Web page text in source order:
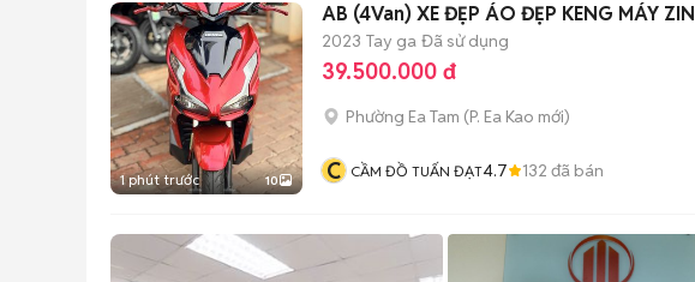
1 phút trước 10
AB (4Van) XE ĐẸP ÁO ĐẸP KENG MÁY ZIN
2023 Tay ga Đã sử dụng
39.500.000 đ
Phường Ea Tam (P. Ea Kao mới)
C CẦM ĐỒ TUẤN ĐẠT4.7 132 đã bán